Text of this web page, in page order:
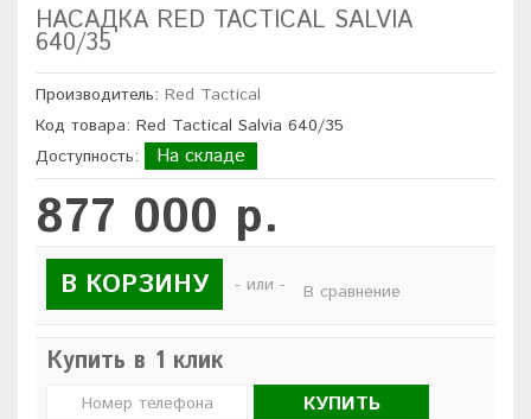
НАСАДКА RED TACTICAL SALVIA
640/35
Производитель: Red Tactical
Код товара: Red Tactical Salvia 640/35
Доступность:
На складе
877 000 р.
В КОРЗИНУ - или - В сравнение
Купить в 1 клик
КУПИТЬ